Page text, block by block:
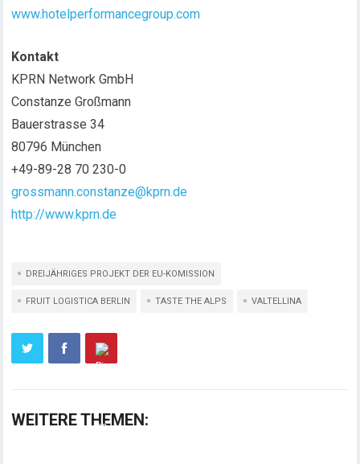
www.hotelperformancegroup.com
Kontakt
KPRN Network GmbH
Constanze Großmann
Bauerstrasse 34
80796 München
+49-89-28 70 230-0
grossmann.constanze@kprn.de
http://www.kprn.de
DREIJÄHRIGES PROJEKT DER EU-KOMISSION
FRUIT LOGISTICA BERLIN TASTE THE ALPS VALTELLINA
WEITERE THEMEN: